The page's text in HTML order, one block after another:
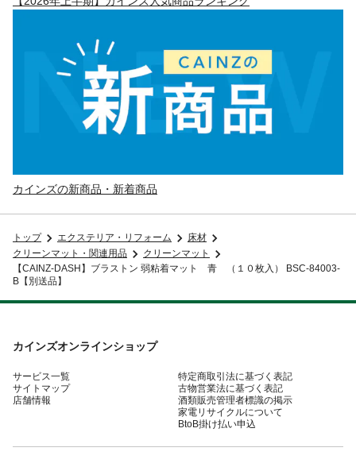
カインズの新商品・新着商品
トップ エクステリア・リフォーム
床材
クリーンマット・関連用品
クリーンマット
【CAINZ-DASH】ブラストン 弱粘着マット 青 （１０枚入） BSC-84003-
B【別送品】
カインズオンラインショップ
サービス一覧
サイトマップ
店舗情報
特定商取引法に基づく表記
古物営業法に基づく表記
酒類販売管理者標識の掲示
家電リサイクルについて
BtoB掛け払い申込